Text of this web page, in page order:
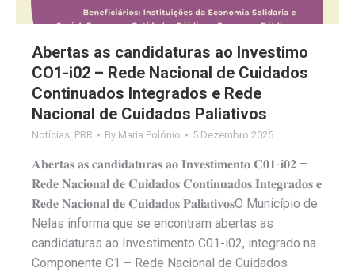
Abertas as candidaturas ao Investimo
CO1-i02 – Rede Nacional de Cuidados
Continuados Integrados e Rede
Nacional de Cuidados Paliativos
Notícias, PRR By Maria Polónio 5 Dezembro 2025
𝐀𝐛𝐞𝐫𝐭𝐚𝐬 𝐚𝐬 𝐜𝐚𝐧𝐝𝐢𝐝𝐚𝐭𝐮𝐫𝐚𝐬 𝐚𝐨 𝐈𝐧𝐯𝐞𝐬𝐭𝐢𝐦𝐞𝐧𝐭𝐨 𝐂𝟎𝟏-𝐢𝟎𝟐 –
𝐑𝐞𝐝𝐞 𝐍𝐚𝐜𝐢𝐨𝐧𝐚𝐥 𝐝𝐞 𝐂𝐮𝐢𝐝𝐚𝐝𝐨𝐬 𝐂𝐨𝐧𝐭𝐢𝐧𝐮𝐚𝐝𝐨𝐬 𝐈𝐧𝐭𝐞𝐠𝐫𝐚𝐝𝐨𝐬 𝐞
𝐑𝐞𝐝𝐞 𝐍𝐚𝐜𝐢𝐨𝐧𝐚𝐥 𝐝𝐞 𝐂𝐮𝐢𝐝𝐚𝐝𝐨𝐬 𝐏𝐚𝐥𝐢𝐚𝐭𝐢𝐯𝐨𝐬O Município de
Nelas informa que se encontram abertas as
candidaturas ao Investimento C01-i02, integrado na
Componente C1 – Rede Nacional de Cuidados